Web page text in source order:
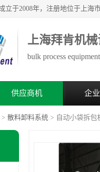
上海拜肯机
bulk process
供应商机 企
> 散料卸料系统 > 自动小袋拆包